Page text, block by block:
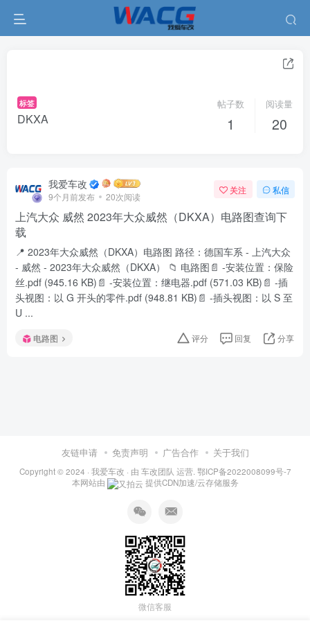
标签
DKXA
帖子数
1
阅读量
20
我爱车改
9个月前发布 20次阅读
关注 私信
上汽大众 威然 2023年大众威然（DKXA）电路图查询下
载
📍 2023年大众威然（DKXA）电路图 路径：德国车系 - 上汽大众
- 威然 - 2023年大众威然（DKXA） 📁 电路图📄 -安装位置：保险
丝.pdf (945.16 KB)📄 -安装位置：继电器.pdf (571.03 KB)📄 -插
头视图：以 G 开头的零件.pdf (948.81 KB)📄 -插头视图：以 S 至
U ...
电路图 评分 回复 分享
友链申请 免责声明 广告合作 关于我们
Copyright © 2024 · 我爱车改 · 由 车改团队 运营. 鄂ICP备2022008099号-7
本网站由
提供CDN加速/云存储服务
微信客服